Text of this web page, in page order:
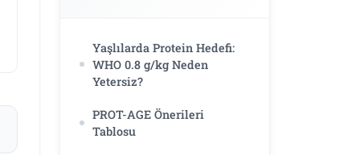
Yaşlılarda Protein Hedefi:
WHO 0.8 g/kg Neden
Yetersiz?
PROT-AGE Önerileri
Tablosu